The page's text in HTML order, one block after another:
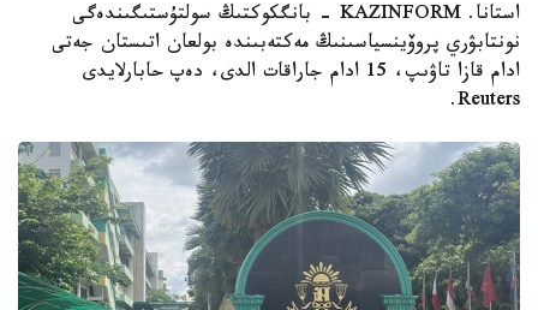
استانا. KAZINFORM - بانگكوكتىڭ سولتۇستىگىندەگى
نونتابۋري پروۆينسياسىنىڭ مەكتەبىندە بولعان اتىستان جەتى
ادام قازا تاۋىپ، 15 ادام جاراقات الدى، دەپ حابارلايدى
Reuters.